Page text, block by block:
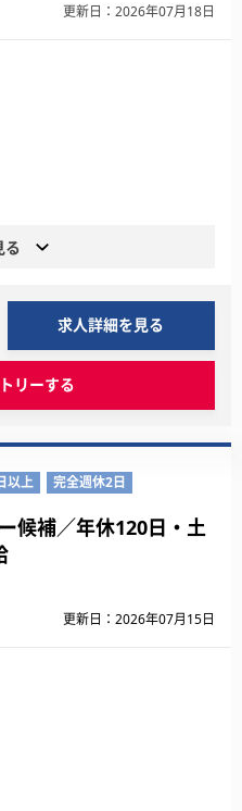
更新日：2026年07月18日
る
求人詳細を見る
リーする
以上 完全週休2日
候補／年休120日・土
更新日：2026年07月15日